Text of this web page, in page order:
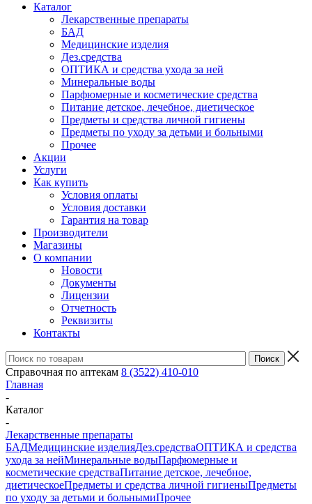
Каталог
Лекарственные препараты
БАД
Медицинские изделия
Дез.средства
ОПТИКА и средства ухода за ней
Минеральные воды
Парфюмерные и косметические средства
Питание детское, лечебное, диетическое
Предметы и средства личной гигиены
Предметы по уходу за детьми и больными
Прочее
Акции
Услуги
Как купить
Условия оплаты
Условия доставки
Гарантия на товар
Производители
Магазины
О компании
Новости
Документы
Лицензии
Отчетность
Реквизиты
Контакты
Справочная по аптекам 8 (3522) 410-010
Главная
-
Каталог
-
Лекарственные препараты
БАДМедицинские изделияДез.средстваОПТИКА и средства
ухода за нейМинеральные водыПарфюмерные и
косметические средстваПитание детское, лечебное,
диетическоеПредметы и средства личной гигиеныПредметы
по уходу за детьми и больнымиПрочее